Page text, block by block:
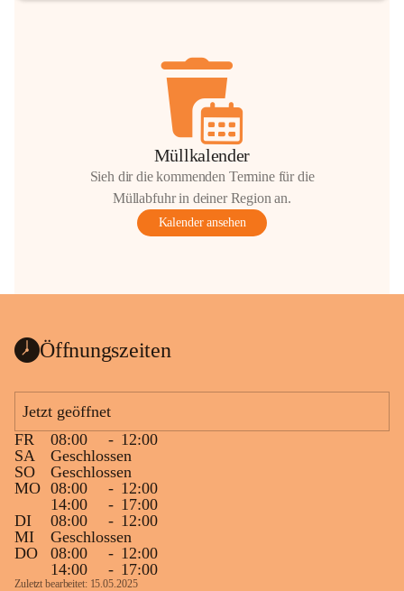
Müllkalender
Sieh dir die kommenden Termine für die
Müllabfuhr in deiner Region an.
Kalender ansehen
Öffnungszeiten
Jetzt geöffnet
FR
08:00 - 12:00
SA
Geschlossen
SO
Geschlossen
MO 08:00 - 12:00
14:00
- 17:00
DI
08:00 - 12:00
MI
Geschlossen
DO
08:00 - 12:00
14:00
- 17:00
Zuletzt bearbeitet: 15.05.2025